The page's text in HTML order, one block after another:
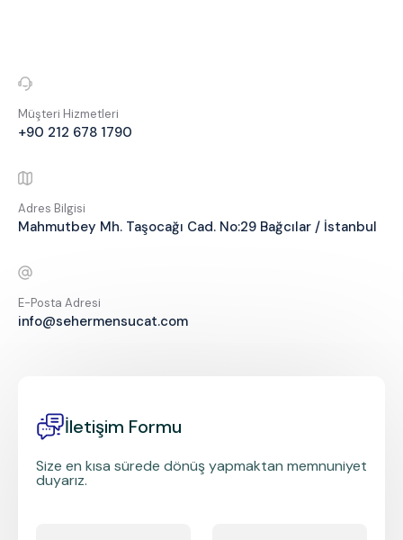
Müşteri Hizmetleri
+90 212 678 1790
Adres Bilgisi
Mahmutbey Mh. Taşocağı Cad. No:29 Bağcılar / İstanbul
E-Posta Adresi
info@sehermensucat.com
İletişim Formu
Size en kısa sürede dönüş yapmaktan memnuniyet
duyarız.